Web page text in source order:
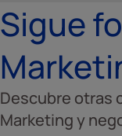
Sigue
Descubre otras
Marketing y